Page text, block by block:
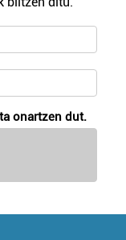
onartzen dut.